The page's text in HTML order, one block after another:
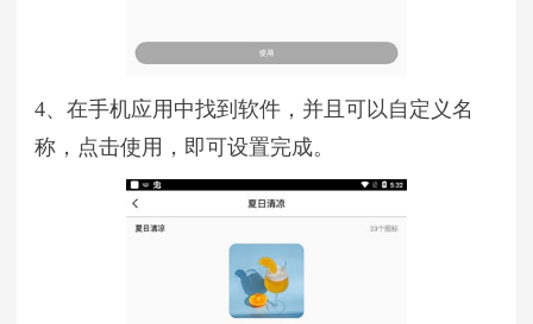
4、在手机应用中找到软件，并且可以自定义名
称，点击使用，即可设置完成。